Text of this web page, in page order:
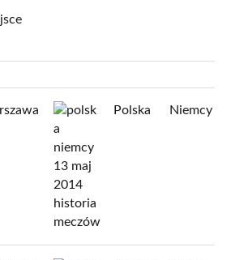
Polska Niemcy